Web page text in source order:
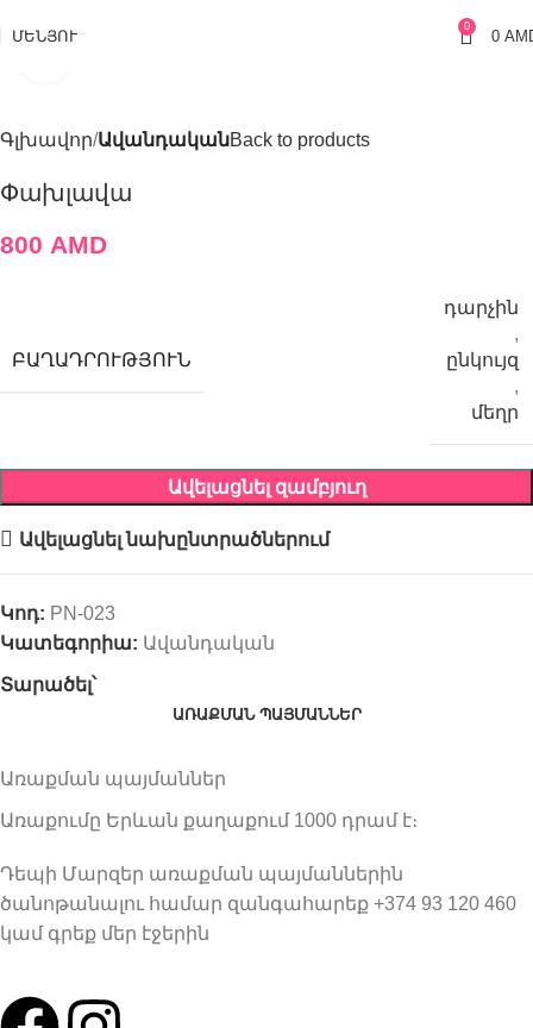
ՄԵՆՅՈՒ
0
0
Գլխավոր ԱվանդականBack to products
Փախլավա
800 AMD
ԲԱՂԱԴՐՈՒԹՅՈՒՆ
դարչին
,
ընկույզ
,
մեղր
Ավելացնել զամբյուղ
Ավելացնել նախընտրածներում
Կոդ: PN-023
Կատեգորիա: Ավանդական
Տարածել՝
ԱՌԱՔՄԱՆ ՊԱՅՄԱՆՆԵՐ
Առաքման պայմաններ
Առաքումը Երևան քաղաքում 1000 դրամ է։
Դեպի Մարզեր առաքման պայմաններին
ծանոթանալու համար զանգահարեք +374 93 120 460
կամ գրեք մեր էջերին